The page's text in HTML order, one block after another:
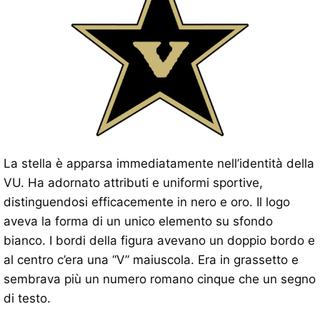
La stella è apparsa immediatamente nell’identità della
VU. Ha adornato attributi e uniformi sportive,
distinguendosi efficacemente in nero e oro. Il logo
aveva la forma di un unico elemento su sfondo
bianco. I bordi della figura avevano un doppio bordo e
al centro c’era una “V” maiuscola. Era in grassetto e
sembrava più un numero romano cinque che un segno
di testo.